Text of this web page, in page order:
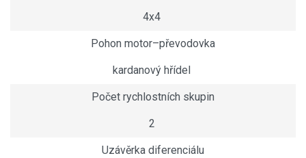
4x4
Pohon motor–převodovka
kardanový hřídel
Počet rychlostních skupin
2
Uzávěrka diferenciálu